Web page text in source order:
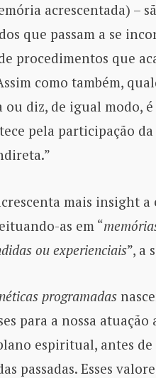
acrescentada) –
que passam a se
procedimentos que
como também,
ou diz, de igual modo,
pela participação
mais insight
as em “
ou experienciais”, a
programadas
para a nossa
espiritual, antes
passadas. Esses